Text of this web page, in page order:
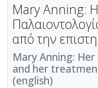
Mary Anning:
από την
Mary Anning:
and her
(english)